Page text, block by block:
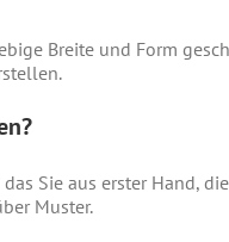
Breite und Form
Sie aus erster Hand,
Muster.